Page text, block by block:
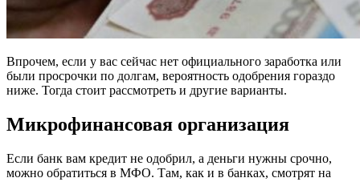
Впрочем, если у вас сейчас нет официального заработка или
были просрочки по долгам, вероятность одобрения гораздо
ниже. Тогда стоит рассмотреть и другие варианты.
Микрофинансовая организация
Если банк вам кредит не одобрил, а деньги нужны срочно,
можно обратиться в МФО. Там, как и в банках, смотрят на